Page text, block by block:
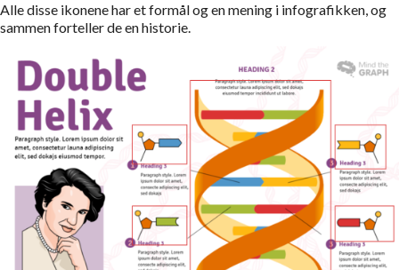
Alle disse ikonene har et formål og en mening i infografikken, og
sammen forteller de en historie.